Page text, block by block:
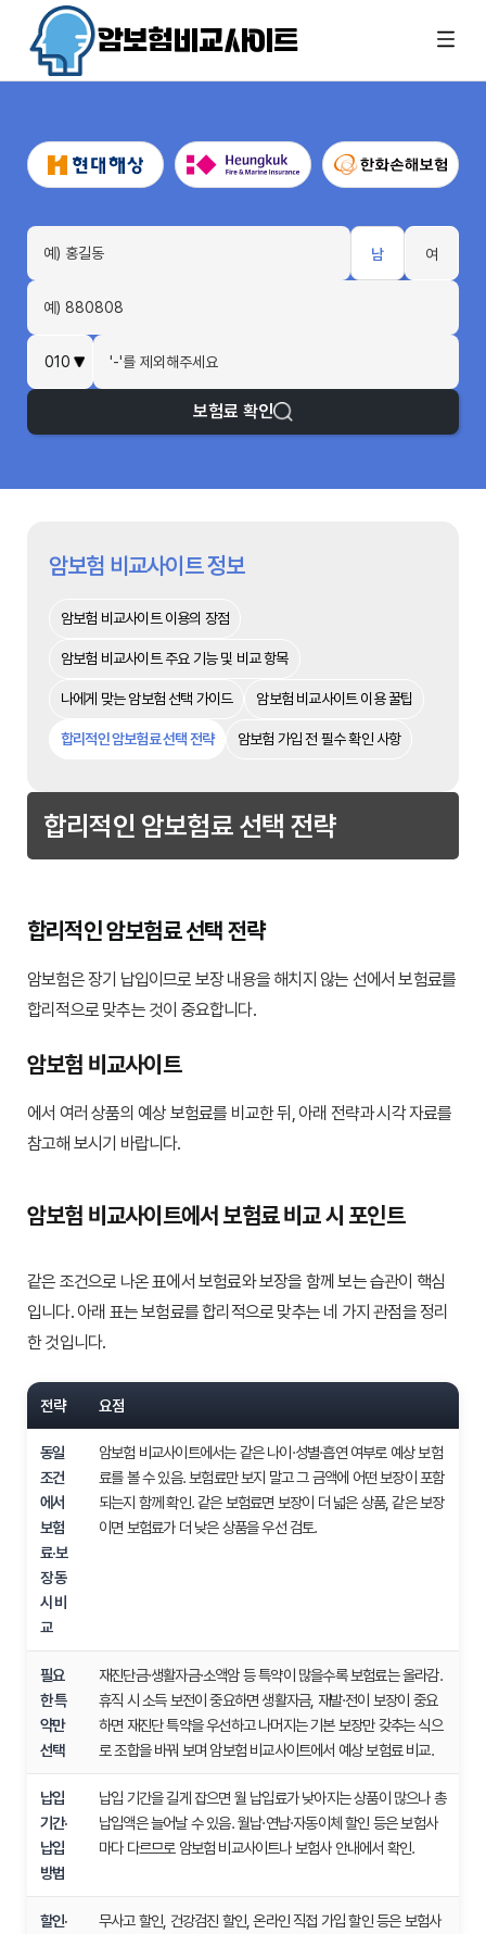
암보험비교사이트
남 여
보험료 확인
암보험 비교사이트 정보
암보험 비교사이트 이용의 장점
암보험 비교사이트 주요 기능 및 비교 항목
나에게 맞는 암보험 선택 가이드 암보험 비교사이트 이용 꿀팁
합리적인 암보험료 선택 전략 암보험 가입 전 필수 확인 사항
합리적인 암보험료 선택 전략
합리적인 암보험료 선택 전략
암보험은 장기 납입이므로 보장 내용을 해치지 않는 선에서 보험료를
합리적으로 맞추는 것이 중요합니다.
암보험 비교사이트
에서 여러 상품의 예상 보험료를 비교한 뒤, 아래 전략과 시각 자료를
참고해 보시기 바랍니다.
암보험 비교사이트에서 보험료 비교 시 포인트
같은 조건으로 나온 표에서 보험료와 보장을 함께 보는 습관이 핵심
입니다. 아래 표는 보험료를 합리적으로 맞추는 네 가지 관점을 정리
한 것입니다.
전략 요점
동일
조건
에서
보험
료·보
장 동
시 비
교
암보험 비교사이트에서는 같은 나이·성별·흡연 여부로 예상 보험
료를 볼 수 있음. 보험료만 보지 말고 그 금액에 어떤 보장이 포함
되는지 함께 확인. 같은 보험료면 보장이 더 넓은 상품, 같은 보장
이면 보험료가 더 낮은 상품을 우선 검토.
필요
한 특
약만
선택
재진단금·생활자금·소액암 등 특약이 많을수록 보험료는 올라감.
휴직 시 소득 보전이 중요하면 생활자금, 재발·전이 보장이 중요
하면 재진단 특약을 우선하고 나머지는 기본 보장만 갖추는 식으
로 조합을 바꿔 보며 암보험 비교사이트에서 예상 보험료 비교.
납입
기간·
납입
방법
납입 기간을 길게 잡으면 월 납입료가 낮아지는 상품이 많으나 총
납입액은 늘어날 수 있음. 월납·연납·자동이체 할인 등은 보험사
마다 다르므로 암보험 비교사이트나 보험사 안내에서 확인.
할인·
무사고 할인, 건강검진 할인, 온라인 직접 가입 할인 등은 보험사